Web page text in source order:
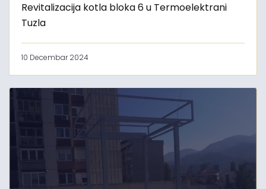
Revitalizacija kotla bloka 6 u Termoelektrani
Tuzla
10 Decembar 2024